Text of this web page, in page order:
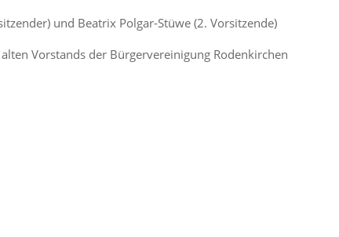
und Beatrix Polgar-Stüwe (2. Vorsitzende)
Vorstands der Bürgervereinigung Rodenkirchen